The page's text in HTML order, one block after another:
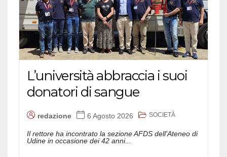
L’università abbraccia i suoi
donatori di sangue
redazione 6 Agosto 2026 SOCIETÀ
Il rettore ha incontrato la sezione AFDS dell'Ateneo di
Udine in occasione dei 42 anni...